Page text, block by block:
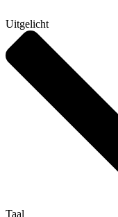
Uitgelicht
Taal